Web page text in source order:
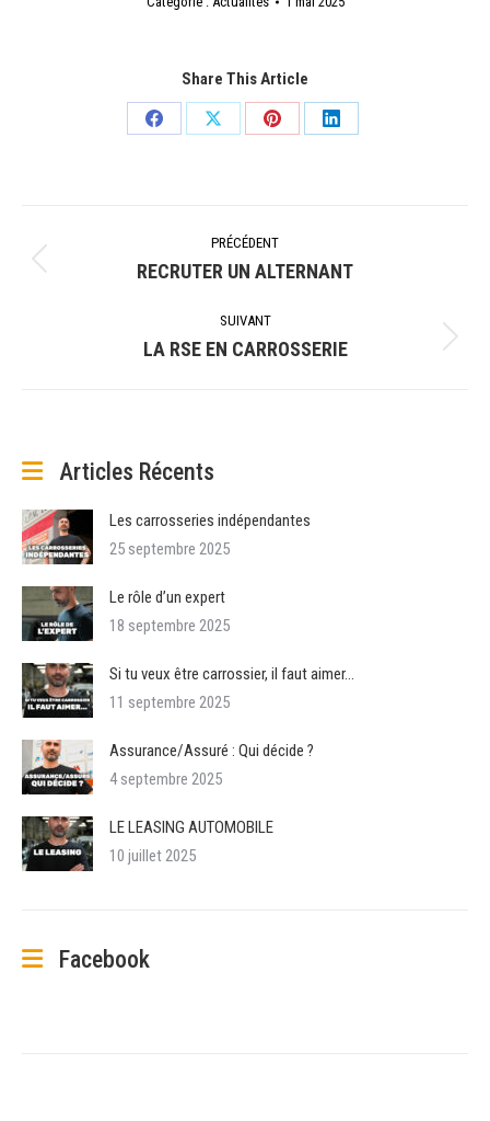
Share This Article
PartagerPartagerPartagerPartager
article
PRÉCÉDENT
Article
:
RECRUTER UN ALTERNANT
SUIVANT
Article
LA RSE EN CARROSSERIE
Articles Récents
Les carrosseries indépendantes
25 septembre 2025
Le rôle d’un expert
18 septembre 2025
Si tu veux être carrossier, il faut aimer…
11 septembre 2025
Assurance/Assuré : Qui décide ?
4 septembre 2025
LE LEASING AUTOMOBILE
10 juillet 2025
Facebook